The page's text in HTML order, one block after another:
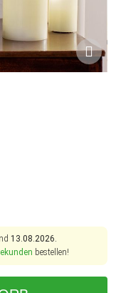
13.08.2026.
bestellen!